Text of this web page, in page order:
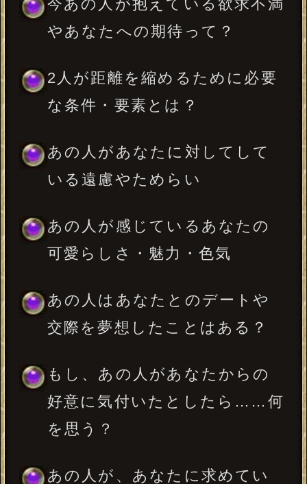
2人の関係に変化が起きるきっ
あなたとあの人の想いは重な
る？ 2人は交際に至る？
あの人と互いに強く結ばれ、明
日からの日々を想い描くものへ
※15文字以内、省略可
一部使用できない文字がございます。
※必須